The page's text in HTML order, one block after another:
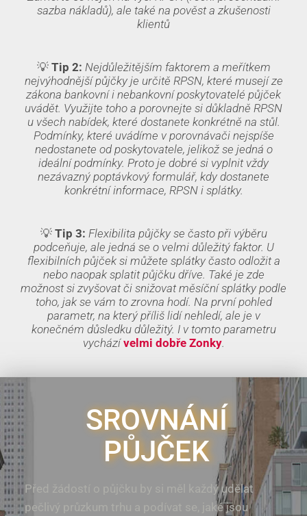
sazba nákladů), ale také na pověst a zkušenosti
klientů
💡Tip 2: Nejdůležitějším faktorem a meřítkem
nejvýhodnější půjčky je určitě RPSN, které musejí ze
zákona bankovní i nebankovní poskytovatelé půjček
uvádět. Využijte toho a porovnejte si důkladně RPSN
u všech nabídek, které dostanete konkrétně na stůl.
Podmínky, které uvádíme v porovnávači nejspíše
nedostanete od poskytovatele, jelikož se jedná o
ideální podmínky. Proto je dobré si vyplnit vždy
nezávazný poptávkový formulář, kdy dostanete
konkrétní informace, RPSN i splátky.
💡Tip 3: Flexibilita půjčky se často při výběru
podceňuje, ale jedná se o velmi důležitý faktor. U
flexibilních půjček si můžete splátky často odložit a
nebo naopak splatit půjčku dříve. Také je zde
možnost si zvyšovat či snižovat měsíční splátky podle
toho, jak se vám to zrovna hodí. Na první pohled
parametr, na který příliš lidí nehledí, ale je v
konečném důsledku důležitý. I v tomto parametru
vycházívelmi dobře Zonky.
SROVNÁNÍ
PŮJČEK
Před žádostí o půjčku by si měl každý udělat
pečlivý průzkum trhu a podívat se, jaké jsou